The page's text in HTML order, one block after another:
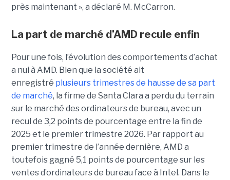
près maintenant », a déclaré M. McCarron.
La part de marché d’AMD recule enfin
Pour une fois, l’évolution des comportements d’achat
a nui à AMD. Bien que la société ait
enregistré plusieurs trimestres de hausse de sa part
de marché, la firme de Santa Clara a perdu du terrain
sur le marché des ordinateurs de bureau, avec un
recul de 3,2 points de pourcentage entre la fin de
2025 et le premier trimestre 2026. Par rapport au
premier trimestre de l’année dernière, AMD a
toutefois gagné 5,1 points de pourcentage sur les
ventes d’ordinateurs de bureau face à Intel. Dans le